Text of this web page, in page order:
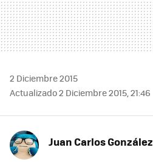
2 Diciembre 2015
Actualizado 2 Diciembre 2015, 21:46
Juan Carlos González